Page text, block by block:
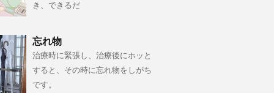
き、できるだ
忘れ物
治療時に緊張し、治療後にホッと
すると、その時に忘れ物をしがち
です。